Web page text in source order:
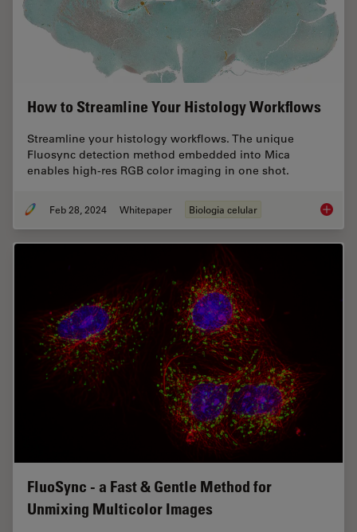
How to Streamline Your Histology Workflows
Streamline your histology workflows. The unique
Fluosync detection method embedded into Mica
enables high-res RGB color imaging in one shot.
Feb 28, 2024 Whitepaper Biologia celular How to
FluoSync - a Fast & Gentle Method for
Unmixing Multicolor Images